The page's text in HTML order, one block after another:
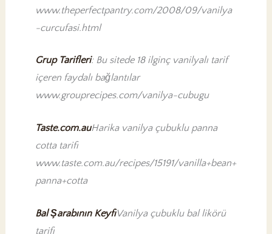
www.theperfectpantry.com/2008/09/vanilya
-curcufasi.html
Grup Tarifleri: Bu sitede 18 ilginç vanilyalı tarif
içeren faydalı bağlantılar
www.grouprecipes.com/vanilya-cubugu
Taste.com.auHarika vanilya çubuklu panna
cotta tarifi
www.taste.com.au/recipes/15191/vanilla+bean+
panna+cotta
Bal Şarabının KeyfiVanilya çubuklu bal likörü
tarifi